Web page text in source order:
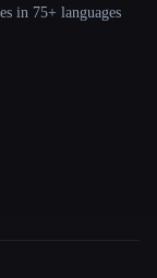
in 75+ languages